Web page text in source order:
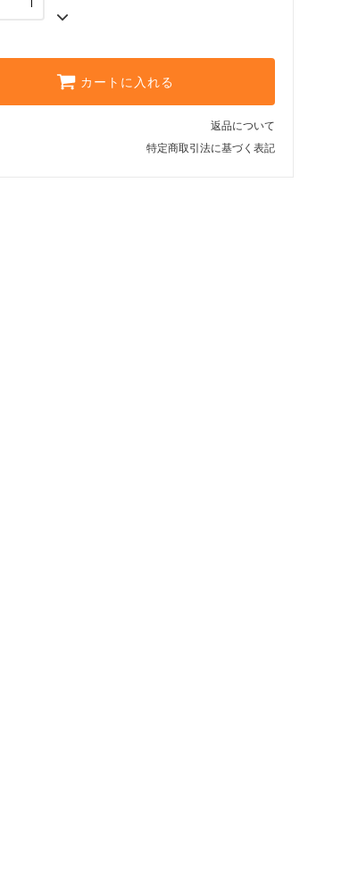
カートに入れる
返品について
特定商取引法に基づく表記